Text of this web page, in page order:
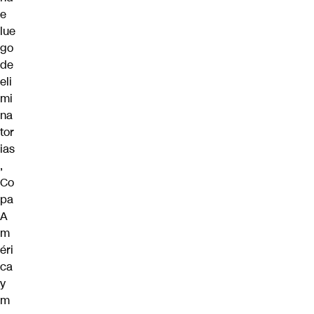
e
lue
go
de
eli
mi
na
tor
ias
,
Co
pa
A
m
éri
ca
y
m